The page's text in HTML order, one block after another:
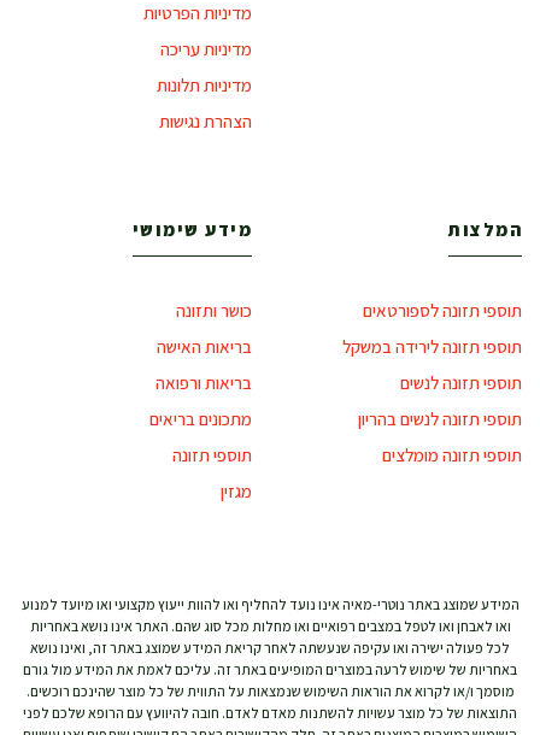
מדיניות הפרטיות
מדיניות עריכה
מדיניות תלונות
הצהרת נגישות
המלצות
תוספי תזונה לספורטאים
תוספי תזונה לירידה במשקל
תוספי תזונה לנשים
תוספי תזונה לנשים בהריון
תוספי תזונה מומלצים
מידע שימושי
כושר ותזונה
בריאות האישה
בריאות ורפואה
מתכונים בריאים
תוספי תזונה
מגזין
המידע שמוצג באתר נוטרי-מאיה אינו נועד להחליף ואו להוות ייעוץ מקצועי ואו מיועד למנוע
ואו לאבחן ואו לטפל במצבים רפואיים ואו מחלות מכל סוג שהם. האתר אינו נושא באחריות
לכל פעולה ישירה ואו עקיפה שנעשתה לאחר קריאת המידע שמוצג באתר זה, ואינו נושא
באחריות של שימוש לרעה במוצרים המופיעים באתר זה. עליכם לאמת את המידע מול גורם
מוסמך ו/או לקרוא את הוראות השימוש שנמצאות על התווית של כל מוצר שהינכם רוכשים.
התוצאות של כל מוצר עשויות להשתנות מאדם לאדם. חובה להיוועץ עם הרופא שלכם לפני